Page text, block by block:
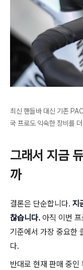
최신 핸들바 대신 기존
국 프로도 익숙한 장비를
그래서 지금
까
결론은 단순합니다. 지
찮습니다. 아직 이번
기준에서 가장 중요한
다.
반대로 현재 판매 중인